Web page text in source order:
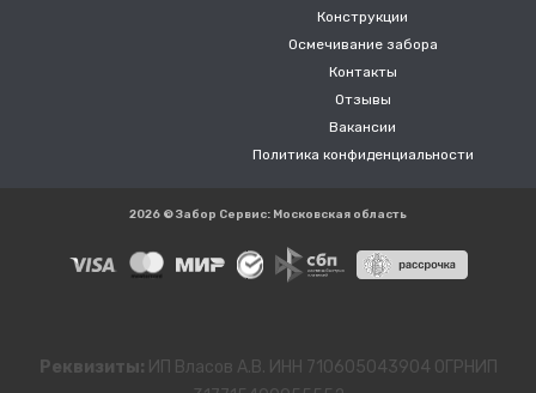
Конструкции
Осмечивание забора
Контакты
Отзывы
Вакансии
Политика конфиденциальности
2026 © Забор Сервис: Московская область
Реквизиты: ИП Власов А.В. ИНН 710605043904 ОГРНИП